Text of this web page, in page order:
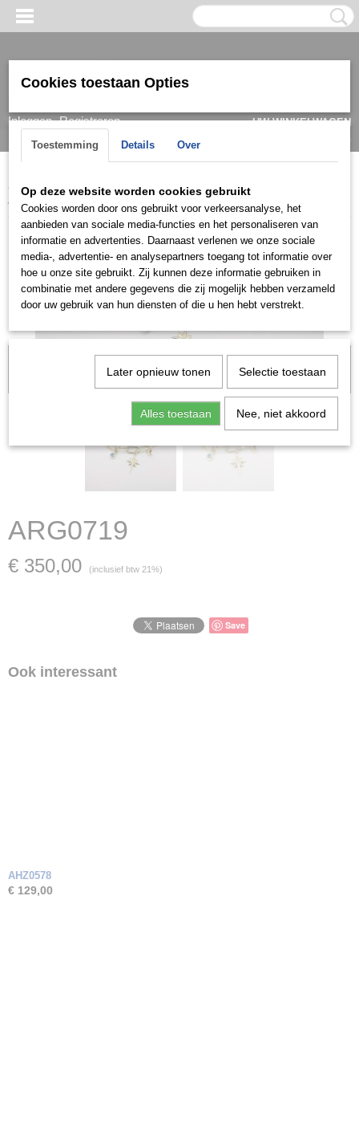
Inloggen Registreren
UW WINKELWAGEN
(0)
Home > Armband > Dames Goud/ witgoud >
ARG0719
verkocht; in dat geval nemen wij contact met u op.
ARG0719
€ 350,00 (inclusief btw 21%)
Save
Ook interessant
AHZ0578
€ 129,00
Cookies toestaan Opties
Toestemming Details Over
Op deze website worden cookies gebruikt
Cookies worden door ons gebruikt voor verkeersanalyse, het
aanbieden van sociale media-functies en het personaliseren van
informatie en advertenties. Daarnaast verlenen we onze sociale
media-, advertentie- en analysepartners toegang tot informatie over
hoe u onze site gebruikt. Zij kunnen deze informatie gebruiken in
combinatie met andere gegevens die zij mogelijk hebben verzameld
door uw gebruik van hun diensten of die u hen hebt verstrekt.
Later opnieuw tonen Selectie toestaan
Alles toestaan Nee, niet akkoord